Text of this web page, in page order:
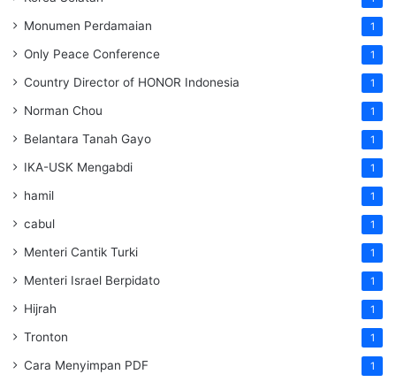
Monumen Perdamaian 1
Only Peace Conference 1
Country Director of HONOR Indonesia 1
Norman Chou 1
Belantara Tanah Gayo 1
IKA-USK Mengabdi 1
hamil 1
cabul 1
Menteri Cantik Turki 1
Menteri Israel Berpidato 1
Hijrah 1
Tronton 1
Cara Menyimpan PDF 1